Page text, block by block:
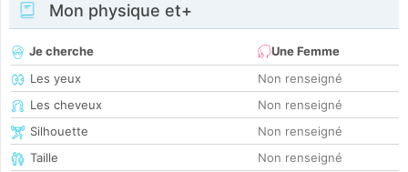
Mon physique et+
Je cherche
Une Femme
Les yeux
Non renseigné
Les cheveux
Non renseigné
Silhouette
Non renseigné
Taille
Non renseigné